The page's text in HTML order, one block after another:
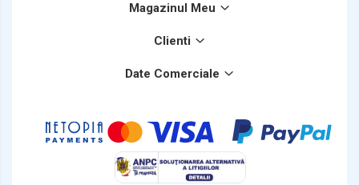
Magazinul Meu
Clienti
Date Comerciale